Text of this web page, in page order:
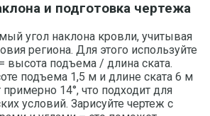
и подготовка чертежа
угол наклона кровли, учитывая
региона. Для этого используйте
высота подъема / длина ската.
подъема 1,5 м и длине ската 6 м
14°, что подходит для
условий. Зарисуйте чертеж с